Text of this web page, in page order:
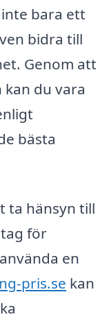
bara ett
bidra till
Genom att
du vara
bästa
ta hänsyn till
för
en
pris.se kan